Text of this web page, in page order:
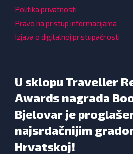
Politika privatnosti
Pravo na pristup informacijama
Izjava o digitalnoj pristupačnosti
U sklopu Traveller
Awards nagrada
Bjelovar je
najsrdačnijim
Hrvatskoj!